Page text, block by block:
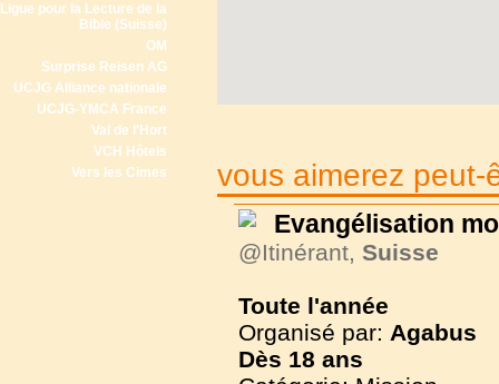
Ligue pour la Lecture de la
Bible (Suisse)
OM
Surprise Reisen AG
UCJG Alliance nationale
UCJG-YMCA France
Val de l'Hort
VCH Hôtels
Vers les Cimes
vous aimerez peut-
Evangélisation
@Itinérant, Suisse
Toute l'année
Organisé par: Agabus
Dès 18 ans